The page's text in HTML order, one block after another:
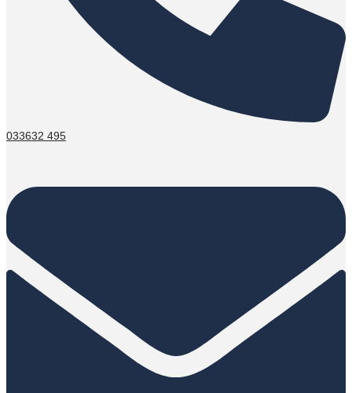
033632 495